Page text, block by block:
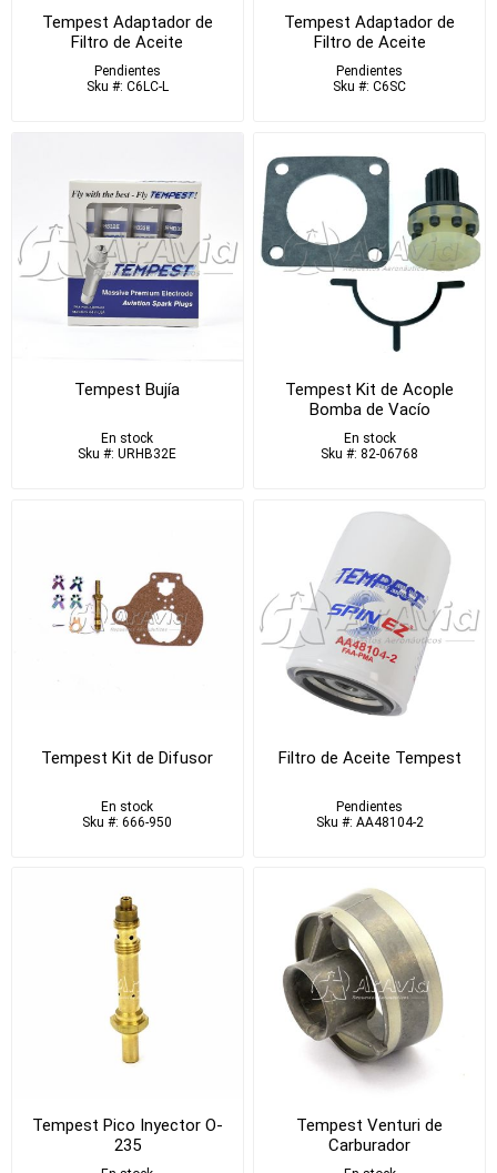
Tempest Adaptador de
Filtro de Aceite
Pendientes
Sku #: C6LC-L
Tempest Adaptador de
Filtro de Aceite
Pendientes
Sku #: C6SC
Tempest Bujía
En stock
Sku #: URHB32E
Tempest Kit de Acople
Bomba de Vacío
En stock
Sku #: 82-06768
Tempest Kit de Difusor
En stock
Sku #: 666-950
Filtro de Aceite Tempest
Pendientes
Sku #: AA48104-2
Tempest Pico Inyector O-
235
Tempest Venturi de
Carburador